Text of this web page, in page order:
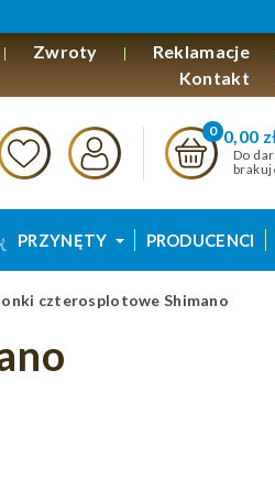
Zwroty
Reklamacje
Kontakt
0,00
Do
PRZYNĘTY PRODUCENCI
czterosplotowe Shimano